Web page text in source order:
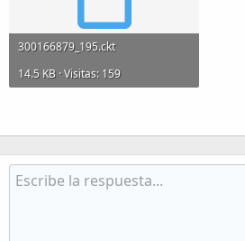
300166879_195.ckt
14.5 KB · Visitas: 159